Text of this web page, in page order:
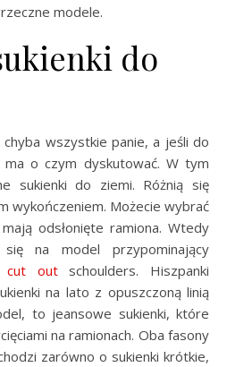
modele.
do
chyba wszystkie panie, a jeśli do
o czym dyskutować. W tym
sukienki do ziemi. Różnią się
wykończeniem. Możecie wybrać
odsłonięte ramiona. Wtedy
się na model przypominający
cut outschoulders. Hiszpanki
na lato z opuszczoną linią
to jeansowe sukienki, które
na ramionach. Oba fasony
zarówno o sukienki krótkie,